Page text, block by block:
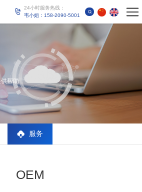
24小时服务热线：
韦小姐：158-2090-5001
帮助
服务
OEM